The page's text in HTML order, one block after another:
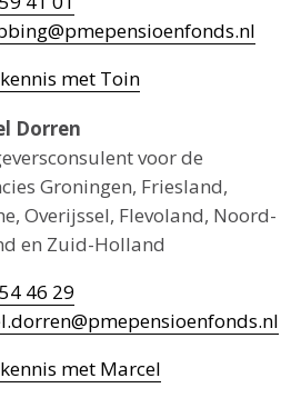
met Toin
Dorren
voor de
Groningen, Friesland,
Overijssel, Flevoland, Noord-
en Zuid-Holland
46 29
met Marcel